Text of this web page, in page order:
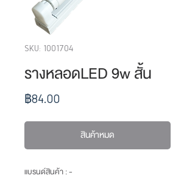
SKU: 1001704
รางหลอดLED 9w สั้น
฿84.00ราคา
สินค้าหมด
แบรนด์สินค้า : -